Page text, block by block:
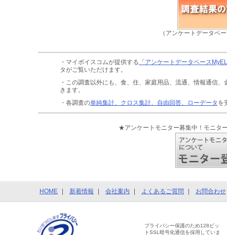
（アンケートデータベ
・マイボイスコムが提供する 「アンケートデータベース
タがご覧いただけます。
・この調査以外にも、食、住、家庭用品、流通、情報通信、
きます。
・各調査の単純集計、クロス集計、自由回答、ローデータ を
★アンケートモニター募集中！モニタ
HOME 新着情報 会社案内 よくあるご質問 お問合わせ
プライバシー保護のため128ビッ
トSSL暗号化通信を採用していま